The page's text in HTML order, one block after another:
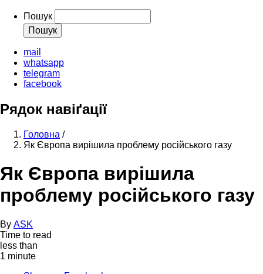
Пошук
mail
whatsapp
telegram
facebook
Рядок навіґації
Головна /
Як Європа вирішила проблему російського газу
Як Європа вирішила
проблему російського газу
By ASK
Time to read
less than
1 minute